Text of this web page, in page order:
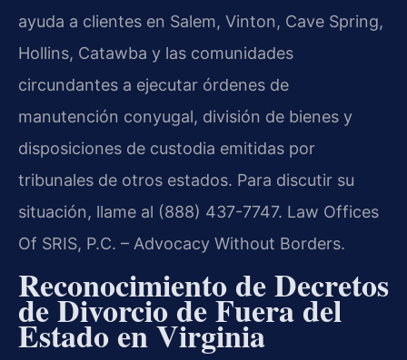
ayuda a clientes en Salem, Vinton, Cave Spring,
Hollins, Catawba y las comunidades
circundantes a ejecutar órdenes de
manutención conyugal, división de bienes y
disposiciones de custodia emitidas por
tribunales de otros estados. Para discutir su
situación, llame al (888) 437-7747. Law Offices
Of SRIS, P.C. – Advocacy Without Borders.
Reconocimiento de Decretos
de Divorcio de Fuera del
Estado en Virginia